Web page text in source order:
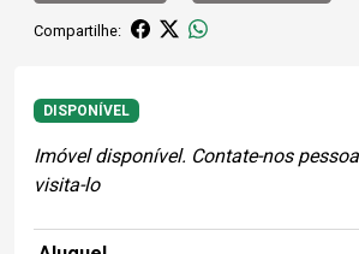
Compartilhe:
DISPONÍVEL
Imóvel disponível. Contate-nos
visita-lo